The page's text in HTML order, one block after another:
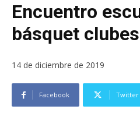
Encuentro
básquet
14 de diciembre de 2019
Facebook Twitter